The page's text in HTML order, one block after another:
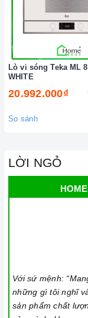
Lò vi sóng Teka ML
WHITE
20.992.000₫
So sánh
LỜI NGỎ
Với sứ mệnh:
những gì tôi nghĩ
sản phẩm chất